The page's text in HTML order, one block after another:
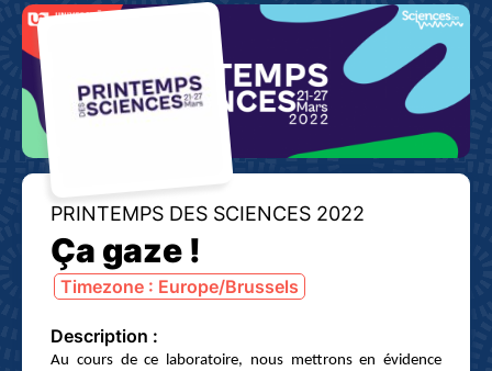
PRINTEMPS DES SCIENCES 2022
Ça gaze !
Timezone : Europe/Brussels
Description :
Au cours de ce laboratoire, nous mettrons en évidence